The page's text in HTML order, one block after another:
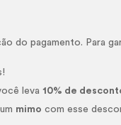
do pagamento. Para
leva10% de
mimo com esse